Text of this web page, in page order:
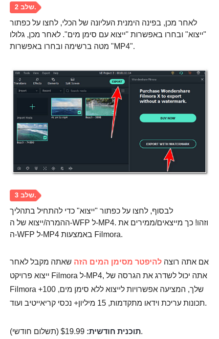
לאחר מכן, בפינה הימנית העליונה של הכלי, לחצו על כפתור
"ייצוא" ובחרו באפשרות "ייצוא עם סימן מים". לאחר מכן, גלולו
מטה ברשימה ובחרו באפשרות "MP4".
לבסוף, לחצו על כפתור "ייצוא" כדי להתחיל בתהליך
ההמרה/ייצוא של ה-WFP ל-MP4. וזהו! כך מייצאים/ממירים את
ה-WFP ל-MP4 באמצעות Filmora.
אם אתה רוצה להיפטר מסימן המים הזה שאתה מקבל לאחר
ייצוא פרויקט Filmora ל-MP4, אתה יכול לשדרג את הגרסה של
Filmora שלך, המציעה אפשרויות לייצוא ללא סימן מים, 100+
תכונות עריכת וידאו מתקדמות, 15 מיליון+ נכסי קריאייטיב ועוד.
תוכנית חודשית:$19.99 (תשלום חודשי).